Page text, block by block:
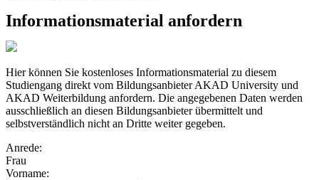
Informationsmaterial anfordern
Hier können Sie kostenloses Informationsmaterial zu diesem
Studiengang direkt vom Bildungsanbieter AKAD University und
AKAD Weiterbildung anfordern. Die angegebenen Daten werden
ausschließlich an diesen Bildungsanbieter übermittelt und
selbstverständlich nicht an Dritte weiter gegeben.
Anrede:
Frau
Vorname: